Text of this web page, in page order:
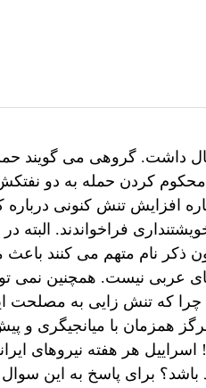
داشت. گروهی می گویند
محکوم کردن حمله به دو
افزایش تنش کنونی
فراخواندند. البته در
نام متهم می کنند باعث
عربی نیست. همچنین نمی
چرا که تنش زایی به مصلحت
همزمان با میانجیگری و
هر هفته نیروهای
برای پاسخ به این سوال